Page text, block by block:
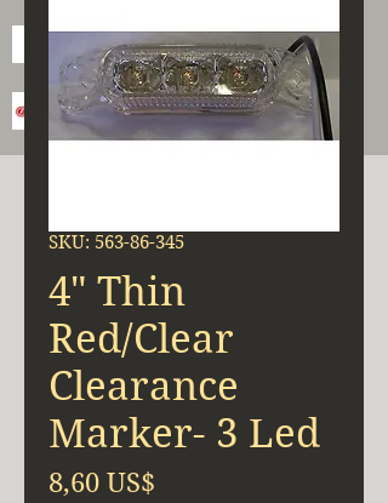
SKU: 563-86-345
4" Thin
Red/Clear
Clearance
Marker- 3 Led
8,60 US$